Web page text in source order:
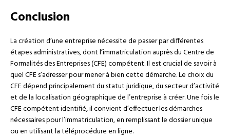
Conclusion
La création d’une entreprise nécessite de passer par différentes
étapes administratives, dont l’immatriculation auprès du Centre de
Formalités des Entreprises (CFE) compétent. Il est crucial de savoir à
quel CFE s’adresser pour mener à bien cette démarche. Le choix du
CFE dépend principalement du statut juridique, du secteur d’activité
et de la localisation géographique de l’entreprise à créer. Une fois le
CFE compétent identifié, il convient d’effectuer les démarches
nécessaires pour l’immatriculation, en remplissant le dossier unique
ou en utilisant la téléprocédure en ligne.